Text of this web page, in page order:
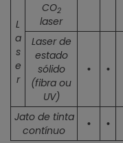
L
a
s
e
r
CO2
laser
Laser de
estado
sólido
(fibra ou
UV)
• •
Jato de tinta
contínuo
• •